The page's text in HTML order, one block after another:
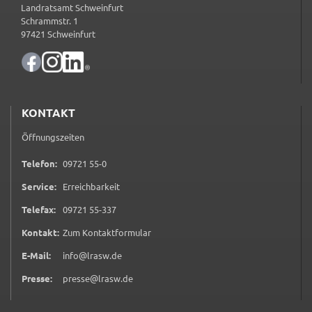
Landratsamt Schweinfurt
Schrammstr. 1
97421 Schweinfurt
KONTAKT
Öffnungszeiten
Telefon: 09721 55-00 9 7 2 1 5 5 0
Service: Erreichbarkeit
Telefax: 09721 55-3370 9 7 2 1 5 5 3 3 7
Kontakt: Zum Kontaktformular(öffnet in neuem Tab)
E-Mail:
info@lrasw.de
Presse:
presse@lrasw.de
Zweck:
Name:
Landesamt für Digitalisierung, Breitband und
Vermessung
Zweck:
WEBANALYSE